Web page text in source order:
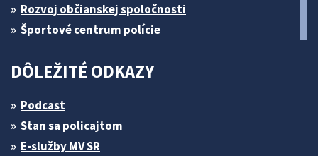
Rozvoj občianskej spoločnosti
Športové centrum polície
DÔLEŽITÉ ODKAZY
Podcast
Stan sa policajtom
E-služby MV SR